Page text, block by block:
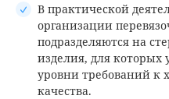
В практической
организации
подразделяются на
изделия, для которых
уровни требований
качества.